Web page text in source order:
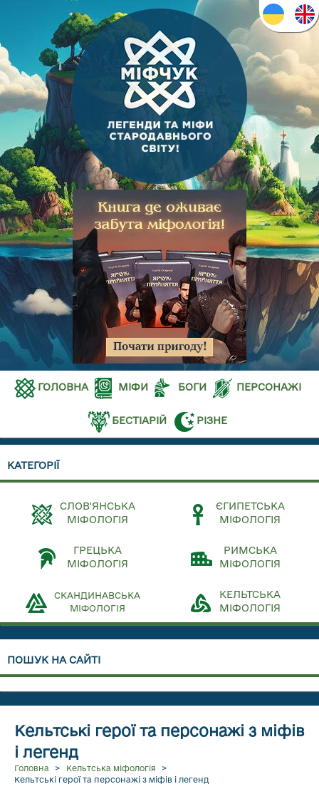
ГОЛОВНА МІФИ БОГИ ПЕРСОНАЖІ
БЕСТІАРІЙ РІЗНЕ
КАТЕГОРІЇ
СЛОВ'ЯНСЬКА
МІФОЛОГІЯ
ЄГИПЕТСЬКА
МІФОЛОГІЯ
ГРЕЦЬКА
МІФОЛОГІЯ
РИМСЬКА
МІФОЛОГІЯ
СКАНДИНАВСЬКА
МІФОЛОГІЯ
КЕЛЬТСЬКА
МІФОЛОГІЯ
ПОШУК НА САЙТІ
Кельтські герої та персонажі з міфів
і легенд
Головна > Кельтська міфологія
>
Кельтські герої та персонажі з міфів і легенд